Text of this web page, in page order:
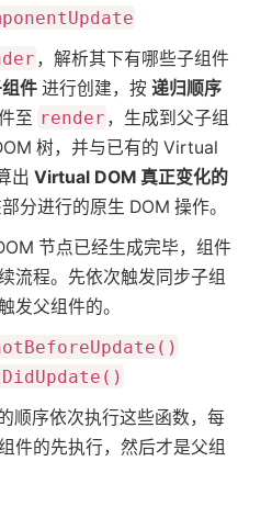
，解析其下有哪些子组件
件 进行创建，按 递归顺序
至 render ，生成到父子组
树，并与已有的 Virtual
出 Virtual DOM 真正变化的
分进行的原生 DOM 操作。
节点已经生成完毕，组件
流程。先依次触发同步子组
发父组件的。
顺序依次执行这些函数，每
件的先执行，然后才是父组